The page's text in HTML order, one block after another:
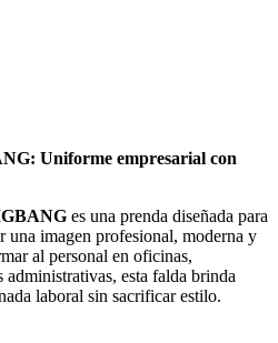
Uniforme empresarial con
es una prenda diseñada para
una imagen profesional, moderna y
al personal en oficinas,
esta falda brinda
laboral sin sacrificar estilo.